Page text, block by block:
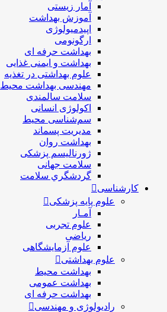
آمار زیستی
آموزش بهداشت
اپیدمیولوژی
ارگونومی
بهداشت حرفه ای
بهداشت و ایمنی غذایی
علوم بهداشتی در تغذیه
مهندسی بهداشت محيط
سلامت سالمندی
اکولوژی انسانی
سم‌شناسی محیط
مدیریت پسماند
بهداشت روان
ژورنالیسم پزشکی
سلامت جهانی
گردشگري سلامت
کارشناسی
علوم پایه پزشکی
آمـار
علوم تجربی
ریاضی
علوم آزمایشگاهی
علوم بهداشتی
بهداشت محیط
بهداشت عمومی
بهداشت حرفه ای
رادیولوژی و مهندسی